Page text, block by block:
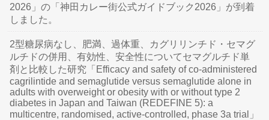
2026」の「神田カレー街公式ガイドブック2026」が到着
しました。
2型糖尿病なし、肥満、過体重、カグリリンチド・セマグ
ルチドの併用、有効性、安全性についてセマグルチド単
剤と比較した研究「Efficacy and safety of co-administered
cagrilintide and semaglutide versus semaglutide alone in
adults with overweight or obesity with or without type 2
diabetes in Japan and Taiwan (REDEFINE 5): a
multicentre, randomised, active-controlled, phase 3a trial」